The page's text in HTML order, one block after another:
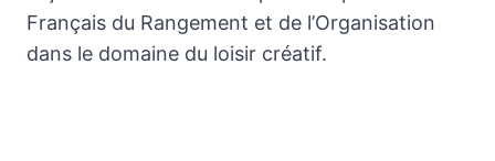
Français du Rangement et de l’Organisation
dans le domaine du loisir créatif.